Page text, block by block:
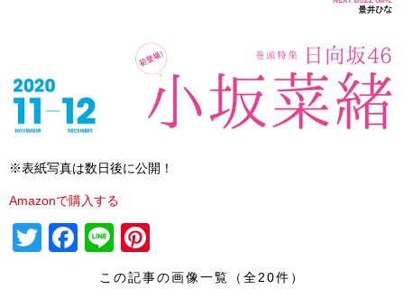
※表紙写真は数日後に公開！
Amazonで購入する
T
F
Li
n
nt
この記事の画像一覧（全20件）